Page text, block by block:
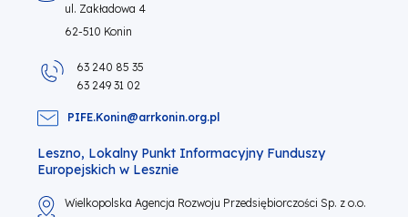
ul. Zakładowa 4
62-510 Konin
63 240 85 35
63 249 31 02
PIFE.Konin@arrkonin.org.pl
Leszno, Lokalny Punkt Informacyjny Funduszy
Europejskich w Lesznie
Wielkopolska Agencja Rozwoju Przedsiębiorczości Sp. z o.o.